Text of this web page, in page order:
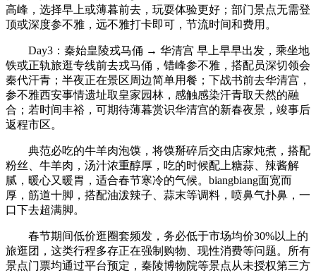
高峰，选择早上或薄暮前去，玩耍体验更好；部门景点无需登
顶或深度参不雅，远不雅打卡即可，节流时间和费用。
Day3：秦始皇陵戎马俑 → 华清宫 早上早早出发，乘坐地
铁或正轨旅逛专线前去戎马俑，错峰参不雅，搭配员深切领会
秦代汗青；半夜正在景区周边简单用餐；下战书前去华清宫，
参不雅西安事情遗址取皇家园林，感触感染汗青取天然的融
合；若时间丰裕，可期待薄暮赏识华清宫的新春夜景，竣事后
返程市区。
典范必吃的牛羊肉泡馍，将馍掰碎后交由店家炖煮，搭配
粉丝、牛羊肉，汤汁浓重醇厚，吃的时候配上糖蒜、辣酱解
腻，暖心又暖胃，适合春节寒冷的气候。biangbiang面宽而
厚，筋道十脚，搭配油泼辣子、蒜末等调料，喷鼻气扑鼻，一
口下去超满脚。
春节期间低价逛圈套频发，务必低于市场均价30%以上的
旅逛团，这类行程多存正在强制购物、现性消费等问题。所有
景点门票均通过平台预定，秦陵博物院等景点从未授权第三方